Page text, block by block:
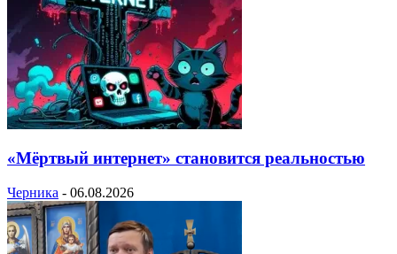
«Мёртвый интернет» становится реальностью
Черника - 06.08.2026